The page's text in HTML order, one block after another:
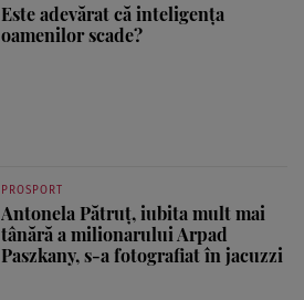
Este adevărat că inteligența
oamenilor scade?
PROSPORT
Antonela Pătruț, iubita mult mai
tânără a milionarului Arpad
Paszkany, s-a fotografiat în jacuzzi